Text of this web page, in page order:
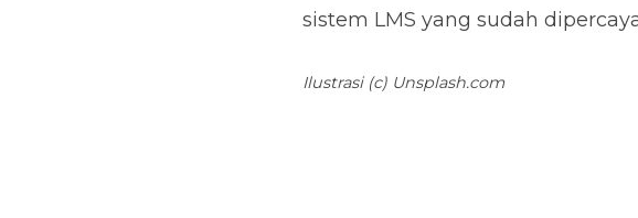
sistem LMS yang sudah
Ilustrasi (c) Unsplash.com